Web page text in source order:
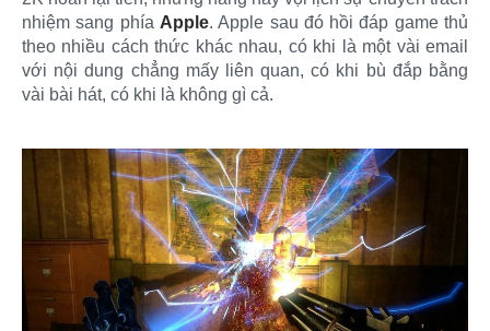
nhiệm sang phía Apple. Apple sau đó hồi đáp game thủ
theo nhiều cách thức khác nhau, có khi là một vài email
với nội dung chẳng mấy liên quan, có khi bù đắp bằng
vài bài hát, có khi là không gì cả.